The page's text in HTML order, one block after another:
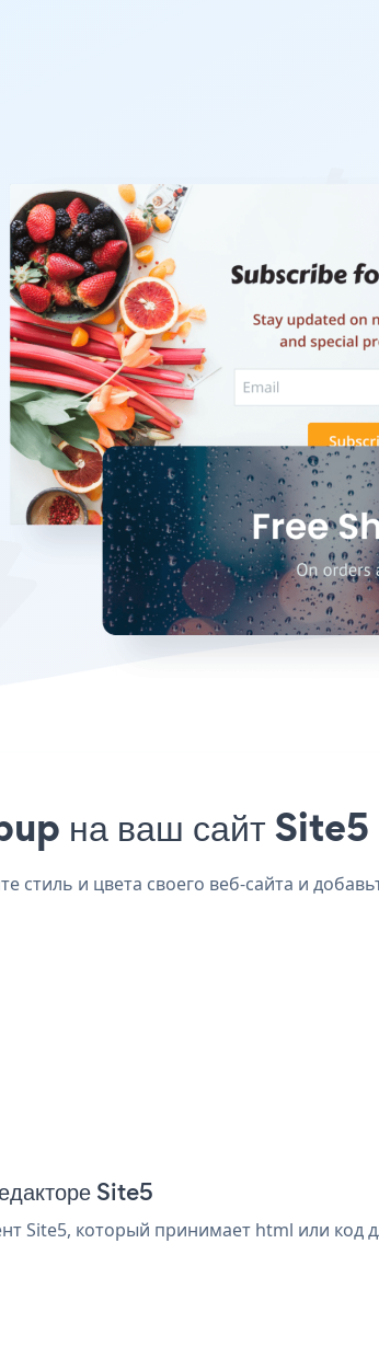
на ваш сайт Site5
и цвета своего веб-сайта и
Site5
Site5, который принимает html или код